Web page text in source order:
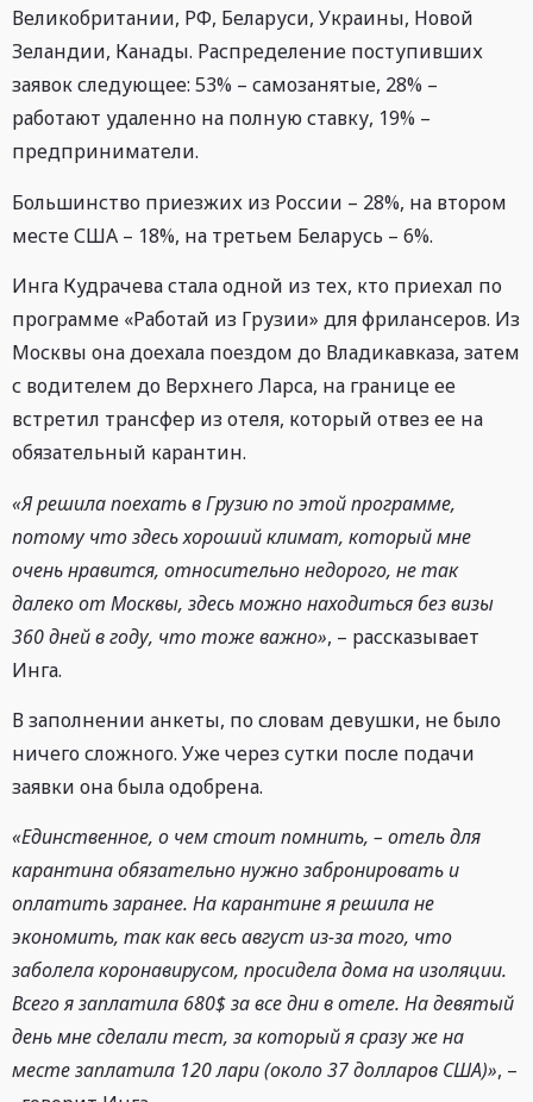
Великобритании, РФ, Беларуси, Украины, Новой
Зеландии, Канады. Распределение поступивших
заявок следующее: 53% – самозанятые, 28% –
работают удаленно на полную ставку, 19% –
предприниматели.
Большинство приезжих из России – 28%, на втором
месте США – 18%, на третьем Беларусь – 6%.
Инга Кудрачева стала одной из тех, кто приехал по
программе «Работай из Грузии» для фрилансеров. Из
Москвы она доехала поездом до Владикавказа, затем
с водителем до Верхнего Ларса, на границе ее
встретил трансфер из отеля, который отвез ее на
обязательный карантин.
«Я решила поехать в Грузию по этой программе,
потому что здесь хороший климат, который мне
очень нравится, относительно недорого, не так
далеко от Москвы, здесь можно находиться без визы
360 дней в году, что тоже важно», – рассказывает
Инга.
В заполнении анкеты, по словам девушки, не было
ничего сложного. Уже через сутки после подачи
заявки она была одобрена.
«Единственное, о чем стоит помнить, – отель для
карантина обязательно нужно забронировать и
оплатить заранее. На карантине я решила не
экономить, так как весь август из-за того, что
заболела коронавирусом, просидела дома на изоляции.
Всего я заплатила 680$ за все дни в отеле. На девятый
день мне сделали тест, за который я сразу же на
месте заплатила 120 лари (около 37 долларов США)», –